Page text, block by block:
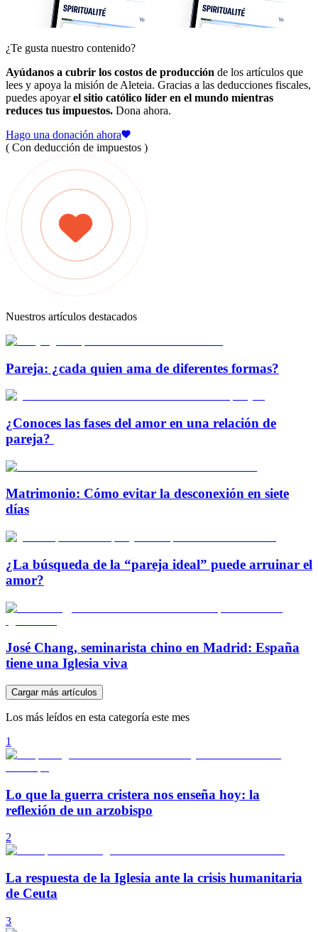
¿Te gusta nuestro contenido?
Ayúdanos a cubrir los costos de producción de los artículos que
lees y apoya la misión de Aleteia. Gracias a las deducciones fiscales,
puedes apoyarel sitio católico líder en el mundo mientras
reduces tus impuestos. Dona ahora.
Hago una donación ahora
( Con deducción de impuestos )
Nuestros artículos destacados
Pareja: ¿cada quien ama de diferentes formas?
¿Conoces las fases del amor en una relación de
pareja?
Matrimonio: Cómo evitar la desconexión en siete
días
¿La búsqueda de la “pareja ideal” puede arruinar el
amor?
José Chang, seminarista chino en Madrid: España
tiene una Iglesia viva
Cargar más artículos
Los más leídos en esta categoría este mes
1
Lo que la guerra cristera nos enseña hoy: la
reflexión de un arzobispo
2
La respuesta de la Iglesia ante la crisis humanitaria
de Ceuta
3